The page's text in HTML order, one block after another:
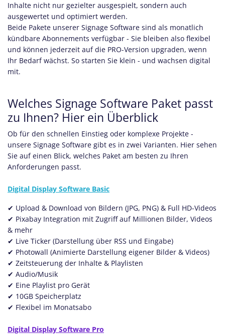
Inhalte nicht nur gezielter ausgespielt, sondern auch
ausgewertet und optimiert werden.
Beide Pakete unserer Signage Software sind als monatlich
kündbare Abonnements verfügbar - Sie bleiben also flexibel
und können jederzeit auf die PRO-Version upgraden, wenn
Ihr Bedarf wächst. So starten Sie klein - und wachsen digital
mit.
Welches Signage Software Paket passt
zu Ihnen? Hier ein Überblick
Ob für den schnellen Einstieg oder komplexe Projekte -
unsere Signage Software gibt es in zwei Varianten. Hier sehen
Sie auf einen Blick, welches Paket am besten zu Ihren
Anforderungen passt.
Digital Display Software Basic
​​✔ Upload & Download von Bildern (JPG, PNG) & Full HD-Videos
​ ✔ Pixabay Integration mit Zugriff auf Millionen Bilder, Videos
& mehr
​ ✔ Live Ticker (Darstellung über RSS und Eingabe)
​ ✔ Photowall (Animierte Darstellung eigener Bilder & Videos)
​ ✔ Zeitsteuerung der Inhalte & Playlisten
​ ✔ Audio/Musik
✔ Eine Playlist pro Gerät
​ ✔ 10GB Speicherplatz
​ ✔ Flexibel im Monatsabo
Digital Display Software Pro